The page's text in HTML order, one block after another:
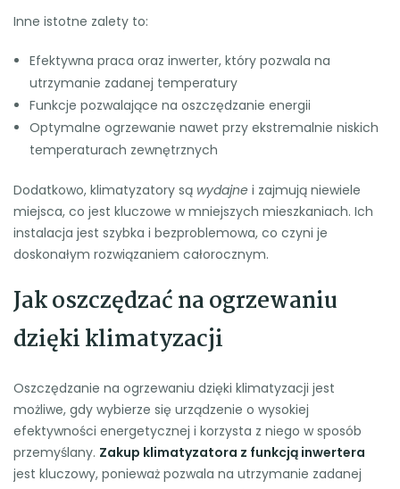
Inne istotne zalety to:
Efektywna praca oraz inwerter, który pozwala na
utrzymanie zadanej temperatury
Funkcje pozwalające na oszczędzanie energii
Optymalne ogrzewanie nawet przy ekstremalnie niskich
temperaturach zewnętrznych
Dodatkowo, klimatyzatory są wydajne i zajmują niewiele
miejsca, co jest kluczowe w mniejszych mieszkaniach. Ich
instalacja jest szybka i bezproblemowa, co czyni je
doskonałym rozwiązaniem całorocznym.
Jak oszczędzać na ogrzewaniu
dzięki klimatyzacji
Oszczędzanie na ogrzewaniu dzięki klimatyzacji jest
możliwe, gdy wybierze się urządzenie o wysokiej
efektywności energetycznej i korzysta z niego w sposób
przemyślany. Zakup klimatyzatora z funkcją inwertera
jest kluczowy, ponieważ pozwala na utrzymanie zadanej